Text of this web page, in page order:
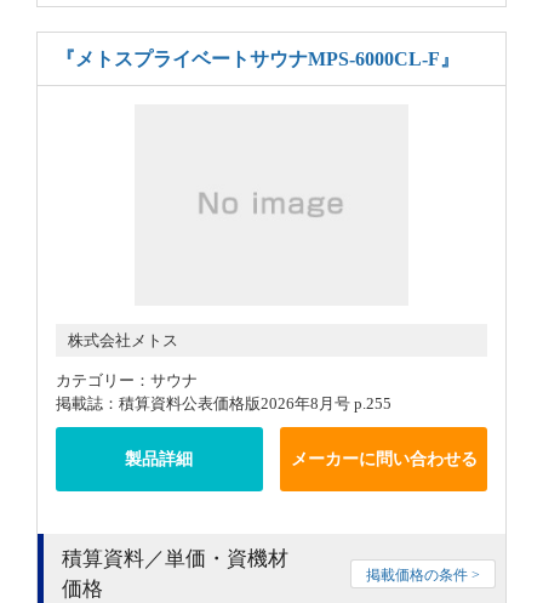
『メトスプライベートサウナMPS-6000CL-F』
株式会社メトス
カテゴリー：サウナ
掲載誌：積算資料公表価格版2026年8月号 p.255
製品詳細 メーカーに問い合わせる
積算資料／単価・資機材
価格
掲載価格の条件 >